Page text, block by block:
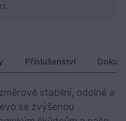
Příslušenství
stabilní, odolné a
se zvýšenou